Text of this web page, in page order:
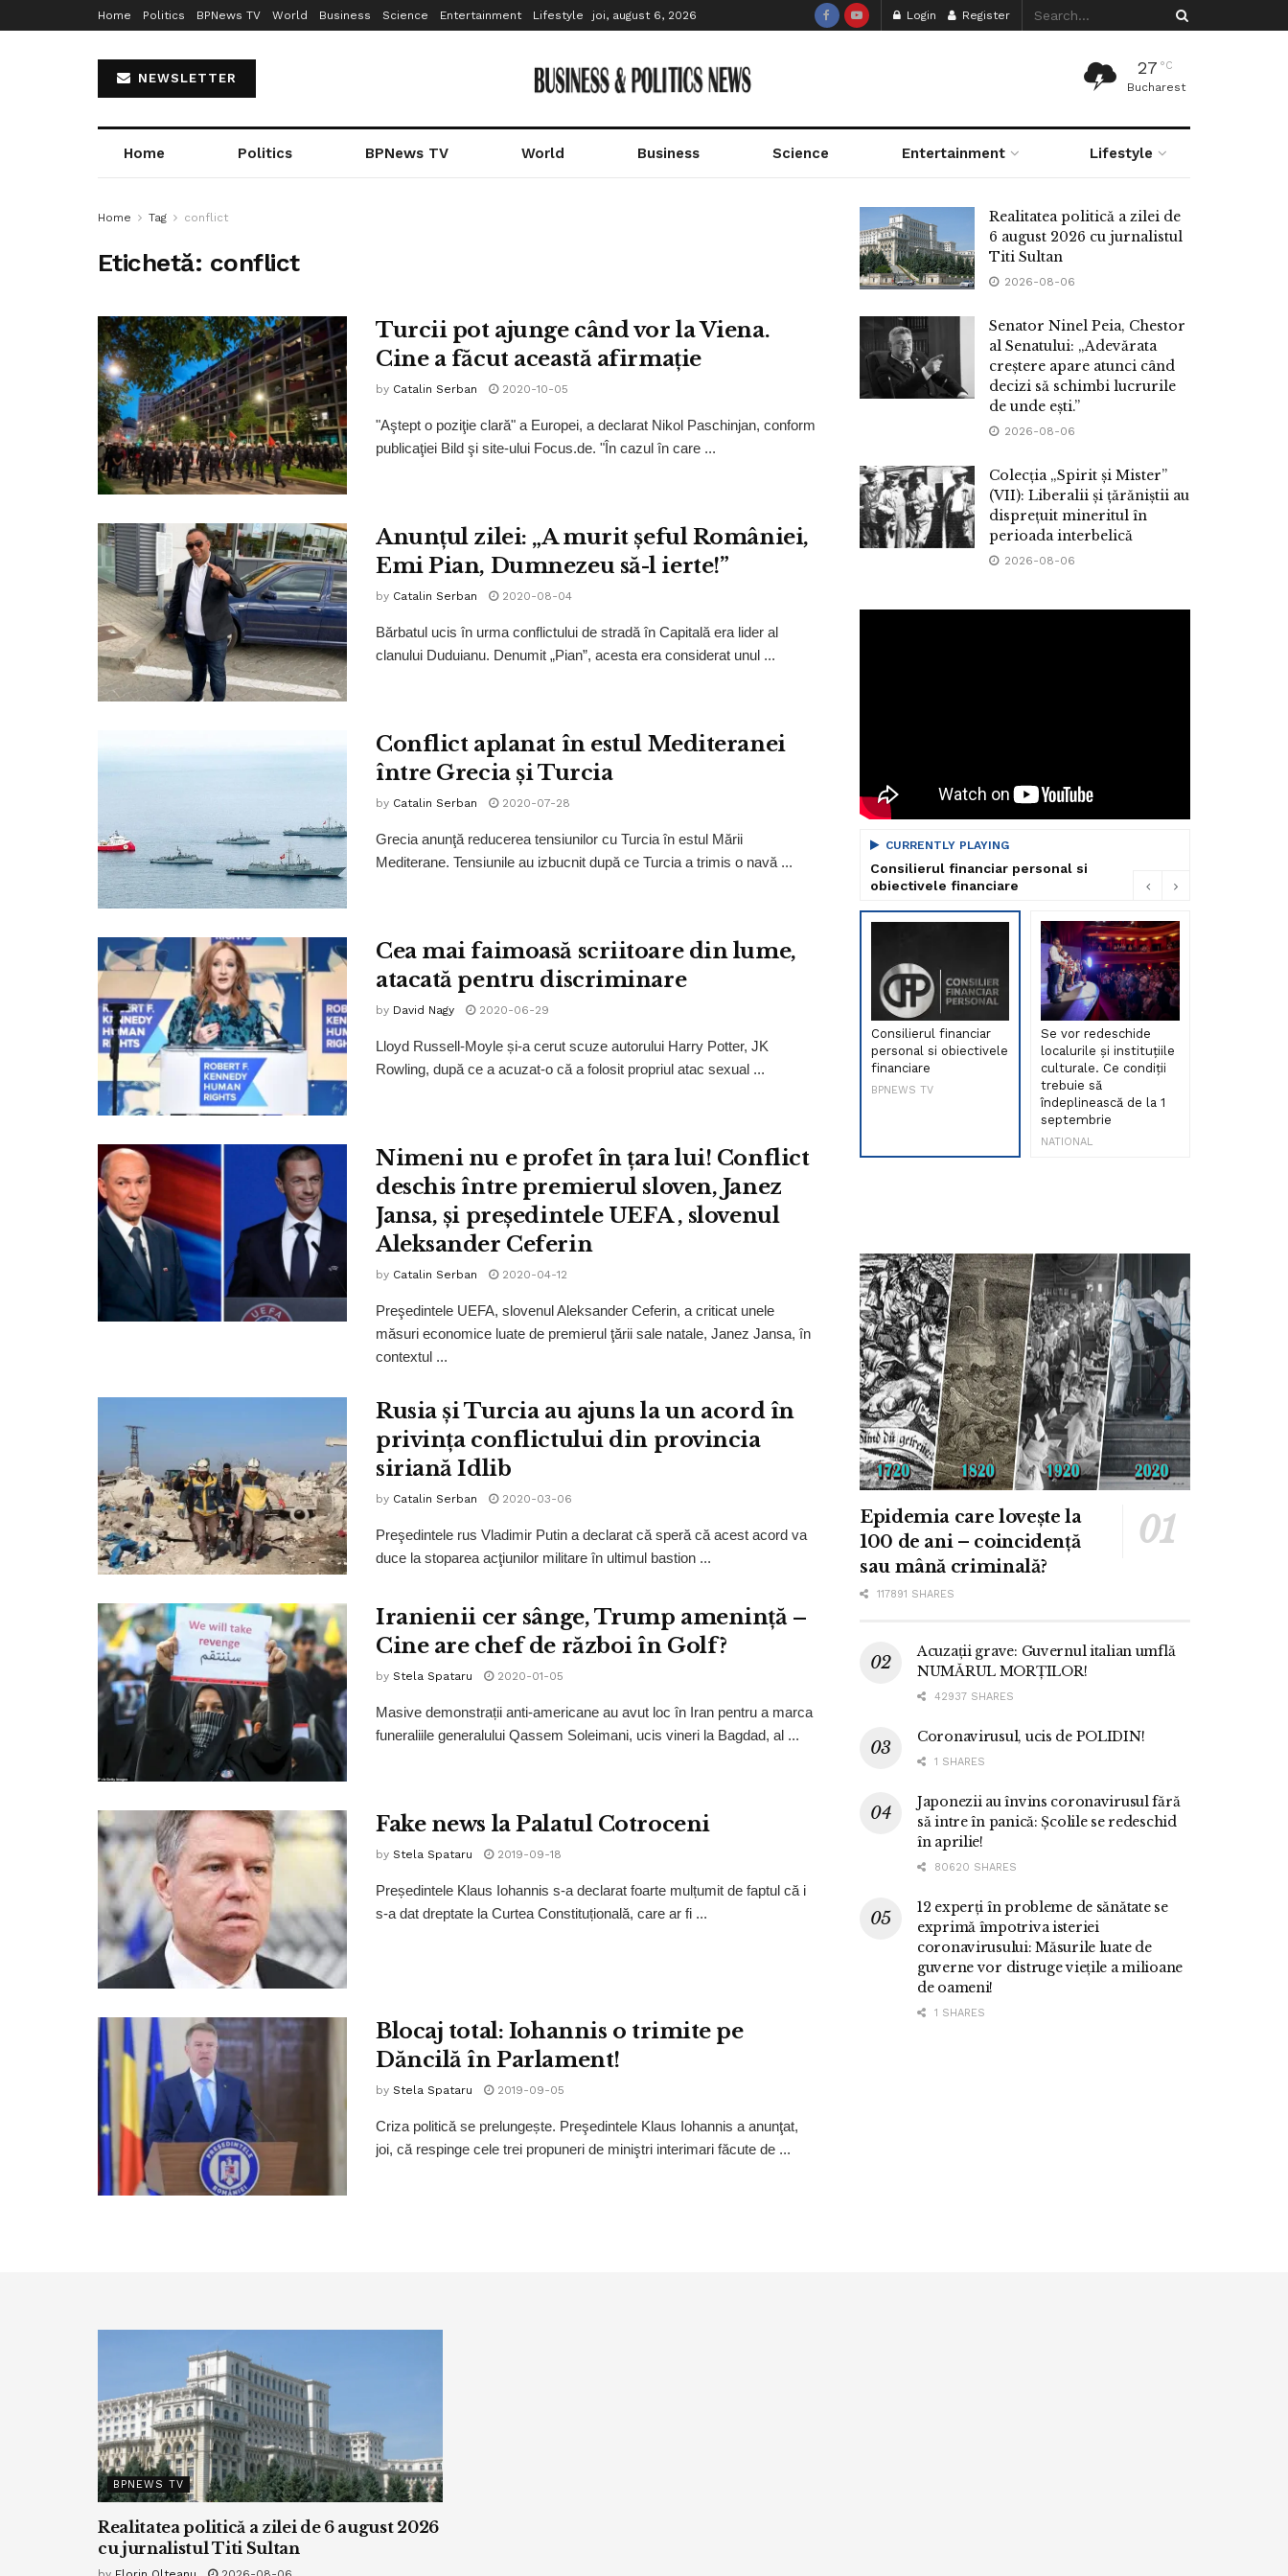
Home Politics BPNews TV World Business Science Entertainment Lifestyle joi, august 6, 2026 Login Register
NEWSLETTER
27 °C
Bucharest
Home Politics BPNews TV World Business Science Entertainment Lifestyle
Home Tag conflict
Etichetă: conflict
Turcii pot ajunge când vor la Viena.
Cine a făcut această afirmație
by Catalin Serban 2020-10-05
"Aştept o poziţie clară" a Europei, a declarat Nikol Paschinjan, conform
publicaţiei Bild şi site-ului Focus.de. "În cazul în care ...
Anunțul zilei: „A murit șeful României,
Emi Pian, Dumnezeu să-l ierte!”
by Catalin Serban 2020-08-04
Bărbatul ucis în urma conflictului de stradă în Capitală era lider al
clanului Duduianu. Denumit „Pian”, acesta era considerat unul ...
Conflict aplanat în estul Mediteranei
între Grecia și Turcia
by Catalin Serban 2020-07-28
Grecia anunţă reducerea tensiunilor cu Turcia în estul Mării
Mediterane. Tensiunile au izbucnit după ce Turcia a trimis o navă ...
Cea mai faimoasă scriitoare din lume,
atacată pentru discriminare
by David Nagy 2020-06-29
Lloyd Russell-Moyle și-a cerut scuze autorului Harry Potter, JK
Rowling, după ce a acuzat-o că a folosit propriul atac sexual ...
Nimeni nu e profet în țara lui! Conflict
deschis între premierul sloven, Janez
Jansa, și președintele UEFA , slovenul
Aleksander Ceferin
by Catalin Serban 2020-04-12
Preşedintele UEFA, slovenul Aleksander Ceferin, a criticat unele
măsuri economice luate de premierul ţării sale natale, Janez Jansa, în
contextul ...
Rusia și Turcia au ajuns la un acord în
privința conflictului din provincia
siriană Idlib
by Catalin Serban 2020-03-06
Preşedintele rus Vladimir Putin a declarat că speră că acest acord va
duce la stoparea acţiunilor militare în ultimul bastion ...
Iranienii cer sânge, Trump amenință –
Cine are chef de război în Golf?
by Stela Spataru 2020-01-05
Masive demonstrații anti-americane au avut loc în Iran pentru a marca
funeraliile generalului Qassem Soleimani, ucis vineri la Bagdad, al ...
Fake news la Palatul Cotroceni
by Stela Spataru 2019-09-18
Președintele Klaus Iohannis s-a declarat foarte mulțumit de faptul că i
s-a dat dreptate la Curtea Constituțională, care ar fi ...
Blocaj total: Iohannis o trimite pe
Dăncilă în Parlament!
by Stela Spataru 2019-09-05
Criza politică se prelungește. Preşedintele Klaus Iohannis a anunţat,
joi, că respinge cele trei propuneri de miniştri interimari făcute de ...
Realitatea politică a zilei de
6 august 2026 cu jurnalistul
Titi Sultan
2026-08-06
Senator Ninel Peia, Chestor
al Senatului: „Adevărata
creștere apare atunci când
decizi să schimbi lucrurile
de unde ești.”
2026-08-06
Colecția „Spirit și Mister”
(VII): Liberalii și țărăniștii au
disprețuit mineritul în
perioada interbelică
2026-08-06
CURRENTLY PLAYING
Consilierul financiar personal si
obiectivele financiare
Consilierul financiar
personal si obiectivele
financiare
BPNEWS TV
Se vor redeschide
localurile și instituțiile
culturale. Ce condiții
trebuie să
îndeplinească de la 1
septembrie
NATIONAL
Epidemia care lovește la
100 de ani – coincidență
sau mână criminală?
117891 SHARES
Acuzații grave: Guvernul italian umflă
NUMĂRUL MORȚILOR!
42937 SHARES
Coronavirusul, ucis de POLIDIN!
1 SHARES
Japonezii au învins coronavirusul fără
să intre în panică: Școlile se redeschid
în aprilie!
80620 SHARES
12 experți în probleme de sănătate se
exprimă împotriva isteriei
coronavirusului: Măsurile luate de
guverne vor distruge viețile a milioane
de oameni!
1 SHARES
BPNEWS TV
Realitatea politică a zilei de 6 august 2026
cu jurnalistul Titi Sultan